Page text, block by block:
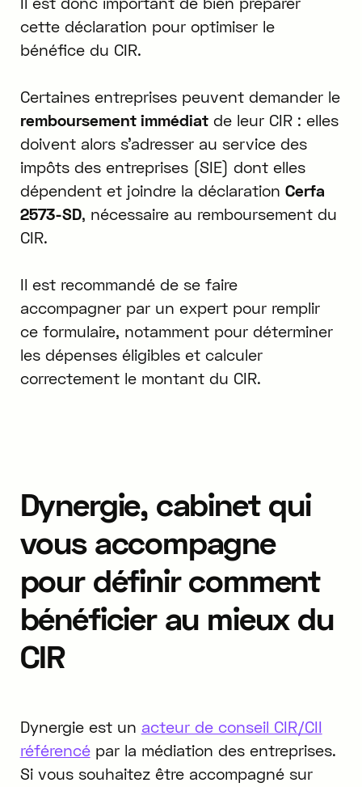
cette déclaration pour optimiser le
bénéfice du CIR.
Certaines entreprises peuvent demander le
remboursement immédiatde leur CIR : elles
doivent alors s’adresser au service des
impôts des entreprises (SIE) dont elles
dépendent et joindre la déclaration Cerfa
2573-SD, nécessaire au remboursement du
CIR.
Il est recommandé de se faire
accompagner par un expert pour remplir
ce formulaire, notamment pour déterminer
les dépenses éligibles et calculer
correctement le montant du CIR.
Dynergie, cabinet qui
vous accompagne
pour définir comment
bénéficier au mieux du
CIR
Dynergie est un acteur de conseil CIR/CII
référencépar la médiation des entreprises.
Si vous souhaitez être accompagné sur